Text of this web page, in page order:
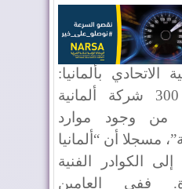
الاتحادي بألمانيا:
“هناك أكثر من 300 شركة ألمانية
من وجود موارد
مسجلا أن “ألمانيا
الكوادر الفنية
ففي العامين